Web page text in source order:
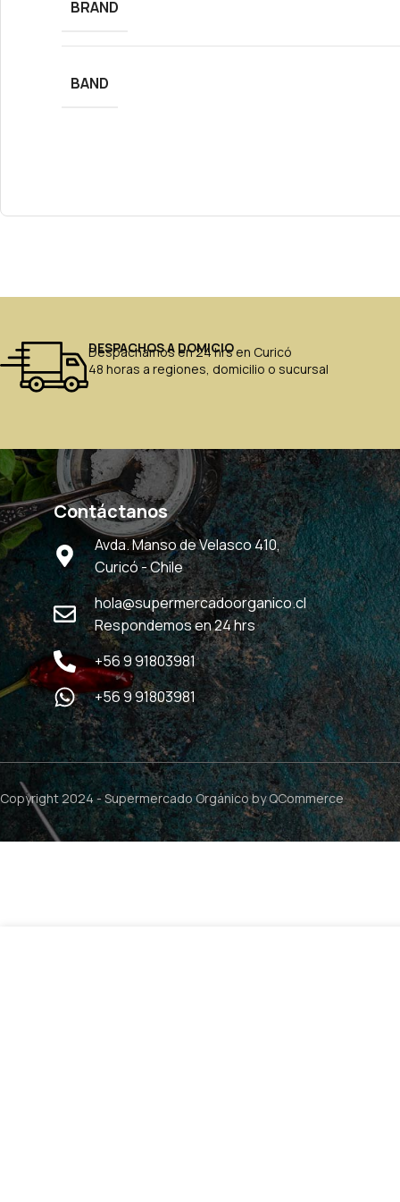
BRAND
BAND
DESPACHOS A DOMICIO
Despachamos en 24 hrs en Curicó
48 horas a regiones, domicilio o sucursal
Contáctanos
Avda. Manso de Velasco 410,
Curicó - Chile
hola@supermercadoorganico.cl
Respondemos en 24 hrs
+56 9 91803981
+56 9 91803981
Copyright 2024 -Supermercado Orgánicoby QCommerce